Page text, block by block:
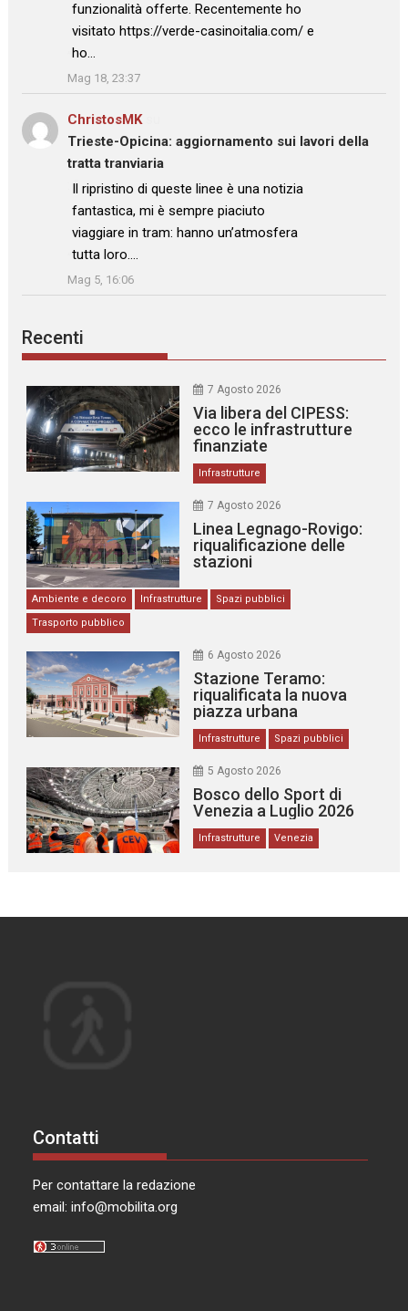
funzionalità offerte. Recentemente ho
visitato https://verde-casinoitalia.com/ e
ho…
”
Mag 18, 23:37
ChristosMKsu
Trieste-Opicina: aggiornamento sui lavori della
tratta tranviaria
: “
Il ripristino di queste linee è una notizia
fantastica, mi è sempre piaciuto
viaggiare in tram: hanno un’atmosfera
tutta loro.…
”
Mag 5, 16:06
Recenti
7 Agosto 2026
Via libera del CIPESS:
ecco le infrastrutture
finanziate
Infrastrutture
7 Agosto 2026
Linea Legnago-Rovigo:
riqualificazione delle
stazioni
Ambiente e decoro Infrastrutture
Spazi pubblici
Trasporto pubblico
6 Agosto 2026
Stazione Teramo:
riqualificata la nuova
piazza urbana
Infrastrutture Spazi pubblici
5 Agosto 2026
Bosco dello Sport di
Venezia a Luglio 2026
Infrastrutture Venezia
Contatti
Per contattare la redazione
email:info@mobilita.org